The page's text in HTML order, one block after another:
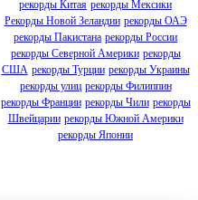
рекорды Китая рекорды Мексики
Рекорды Новой Зеландии рекорды ОАЭ
рекорды Пакистана рекорды России
рекорды Северной Америки рекорды
США рекорды Турции рекорды Украины
рекорды улиц рекорды Филиппин
рекорды Франции рекорды Чили рекорды
Швейцарии рекорды Южной Америки
рекорды Японии